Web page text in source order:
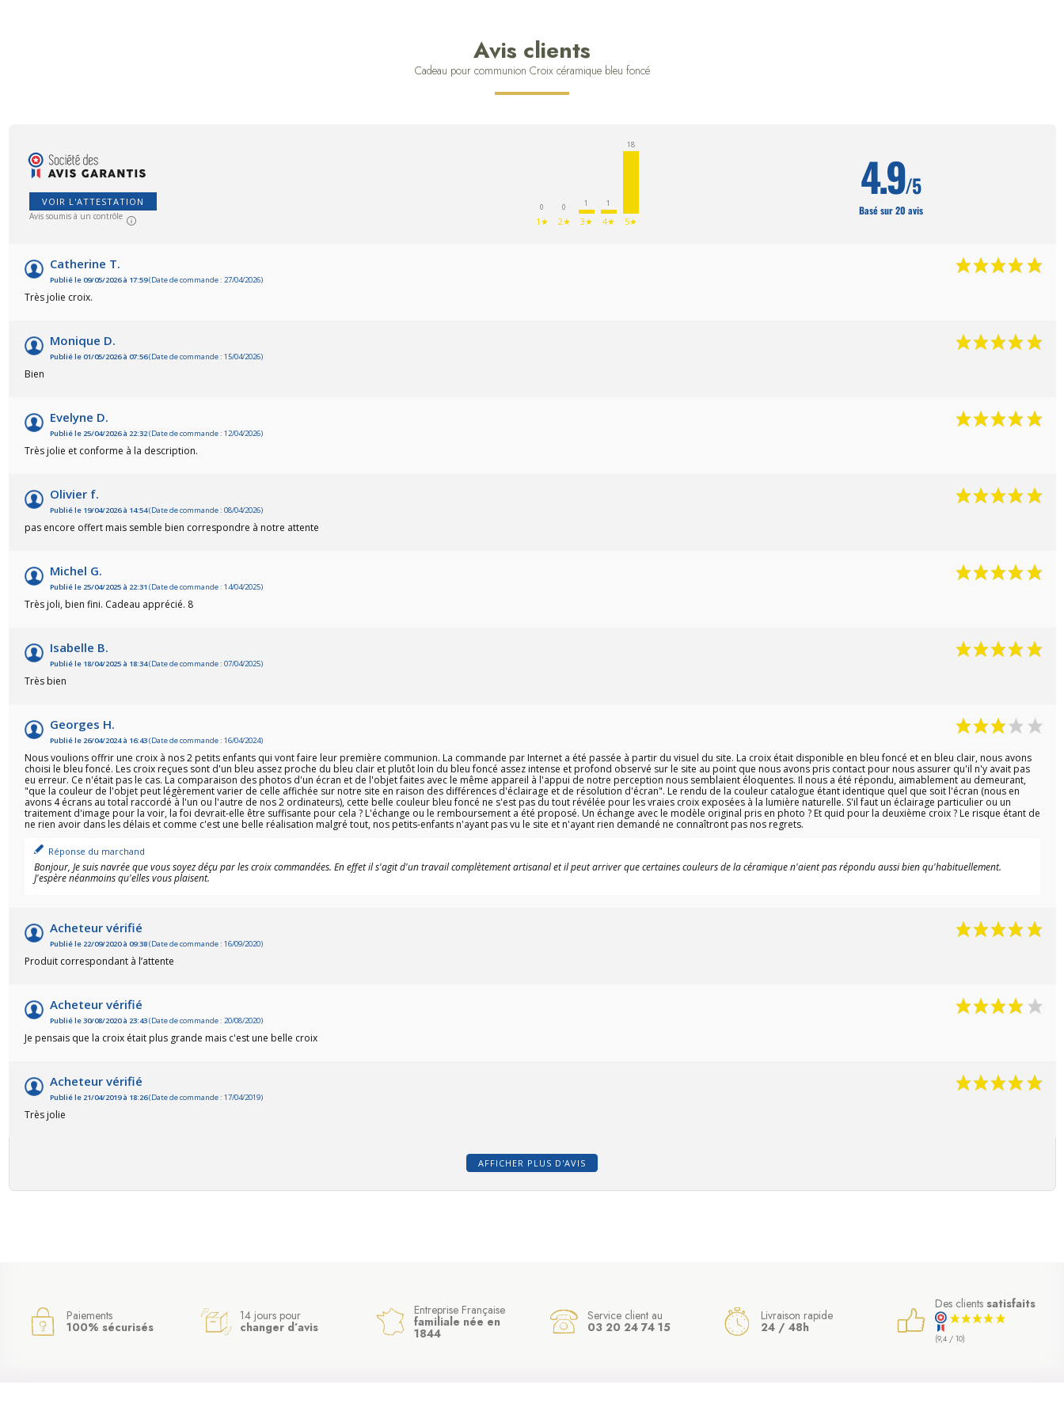
Avis clients
Cadeau pour communion Croix céramique bleu foncé
VOIR L'ATTESTATION
Avis soumis à un contrôle
0
1★
0
2★
1
3★
1
4★
18
5★
4.9/5
Basé sur 20 avis
Catherine T.
Publié le 09/05/2026 à 17:59(Date de commande : 27/04/2026)
Très jolie croix.
Monique D.
Publié le 01/05/2026 à 07:56(Date de commande : 15/04/2026)
Bien
Evelyne D.
Publié le 25/04/2026 à 22:32(Date de commande : 12/04/2026)
Très jolie et conforme à la description.
Olivier f.
Publié le 19/04/2026 à 14:54(Date de commande : 08/04/2026)
pas encore offert mais semble bien correspondre à notre attente
Michel G.
Publié le 25/04/2025 à 22:31 (Date de commande : 14/04/2025)
Très joli, bien fini. Cadeau apprécié. 8
Isabelle B.
Publié le 18/04/2025 à 18:34(Date de commande : 07/04/2025)
Très bien
Georges H.
Publié le 26/04/2024 à 16:43(Date de commande : 16/04/2024)
Nous voulions offrir une croix à nos 2 petits enfants qui vont faire leur première communion. La commande par Internet a été passée à partir du visuel du site. La croix était disponible en bleu foncé et en bleu clair, nous avons
choisi le bleu foncé. Les croix reçues sont d'un bleu assez proche du bleu clair et plutôt loin du bleu foncé assez intense et profond observé sur le site au point que nous avons pris contact pour nous assurer qu'il n'y avait pas
eu erreur. Ce n'était pas le cas. La comparaison des photos d'un écran et de l'objet faites avec le même appareil à l'appui de notre perception nous semblaient éloquentes. Il nous a été répondu, aimablement au demeurant,
"que la couleur de l'objet peut légèrement varier de celle affichée sur notre site en raison des différences d'éclairage et de résolution d'écran". Le rendu de la couleur catalogue étant identique quel que soit l'écran (nous en
avons 4 écrans au total raccordé à l'un ou l'autre de nos 2 ordinateurs), cette belle couleur bleu foncé ne s'est pas du tout révélée pour les vraies croix exposées à la lumière naturelle. S'il faut un éclairage particulier ou un
traitement d'image pour la voir, la foi devrait-elle être suffisante pour cela ? L'échange ou le remboursement a été proposé. Un échange avec le modèle original pris en photo ? Et quid pour la deuxième croix ? Le risque étant de
ne rien avoir dans les délais et comme c'est une belle réalisation malgré tout, nos petits-enfants n'ayant pas vu le site et n'ayant rien demandé ne connaîtront pas nos regrets.
Réponse du marchand
Bonjour, Je suis navrée que vous soyez déçu par les croix commandées. En effet il s'agit d'un travail complètement artisanal et il peut arriver que certaines couleurs de la céramique n'aient pas répondu aussi bien qu'habituellement.
J'espère néanmoins qu'elles vous plaisent.
Acheteur vérifié
Publié le 22/09/2020 à 09:38(Date de commande : 16/09/2020)
Produit correspondant à l’attente
Acheteur vérifié
Publié le 30/08/2020 à 23:43(Date de commande : 20/08/2020)
Je pensais que la croix était plus grande mais c'est une belle croix
Acheteur vérifié
Publié le 21/04/2019 à 18:26(Date de commande : 17/04/2019)
Très jolie
AFFICHER PLUS D'AVIS
Paiements
100% sécurisés
14 jours pour
changer d’avis
Entreprise Française
familiale née en
1844
Service client au
03 20 24 74 15
Livraison rapide
24 / 48h
Des clients satisfaits
(9,4 / 10)